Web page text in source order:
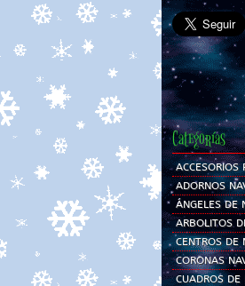
Categorías
ACCESORIOS
ADORNOS
ÁNGELES DE
ARBOLITOS
CENTROS DE
CORONAS
CUADROS DE